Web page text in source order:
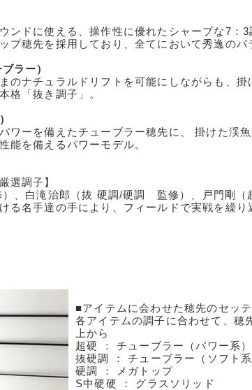
ンドに使える、操作性に優れたシャープな7：3
プ穂先を採用しており、全てにおいて秀逸のバ
ラー）
のナチュラルドリフトを可能にしながらも、掛
格「抜き調子」。
ワーを備えたチューブラー穂先に、 掛けた渓
能を備えるパワーモデル。
選調子】
、白滝治郎（抜 硬調/硬調 監修）、戸門剛
る名手達の手により、フィールドで実戦を繰り
■アイテムに会わせた穂先のセッ
各アイテムの調子に合わせて、穂
上から
超硬 ： チューブラー（パワー系）
抜硬調 ： チューブラー（ソフト系
硬調 ： メガトップ
S中硬硬 ： グラスソリッド